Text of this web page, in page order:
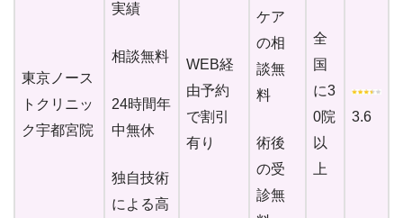
東京ノース
トクリニッ
ク宇都宮院
実績
相談無料
24時間年
中無休
独自技術
による高
WEB経
由予約
で割引
有り
ケア
の相
談無
料
術後
の受
診無
全
国
に3
0院
以
上
3.6